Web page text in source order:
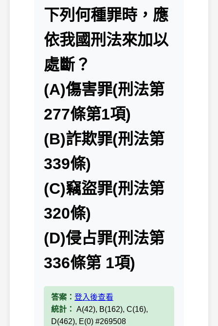
下列何種罪時，應
依我國刑法來加以
處斷？
(A)傷害罪(刑法第
277條第1項)
(B)詐欺罪(刑法第
339條)
(C)竊盜罪(刑法第
320條)
(D)侵占罪(刑法第
336條第 1項)
答案： 登入後查看
統計： A(42), B(162), C(16),
D(462), E(0) #269508